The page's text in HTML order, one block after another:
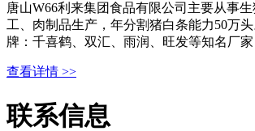
唐山W66利来集团食品有限公司主要从事
工、肉制品生产，年分割猪白条能力50万
牌：千喜鹤、双汇、雨润、旺发等知名厂家
查看详情 >>
联系信息